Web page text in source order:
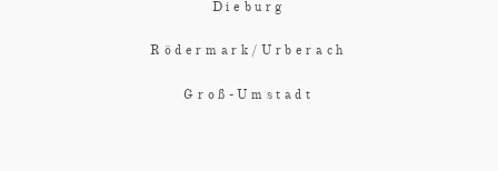
Dieburg
Rödermark/Urberach
Groß-Umstadt